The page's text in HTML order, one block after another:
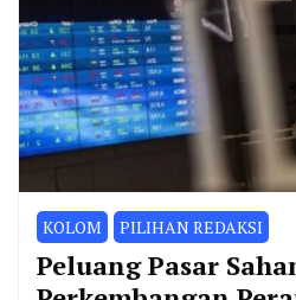
KOLOM PILIHAN REDAKSI
Peluang Pasar